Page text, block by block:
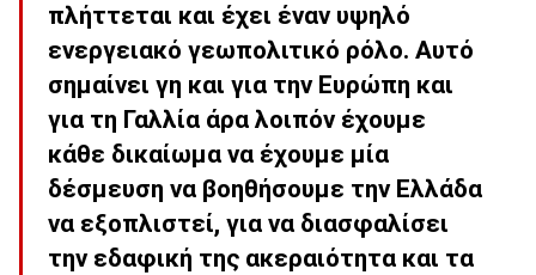
πλήττεται και έχει έναν υψηλό
ενεργειακό γεωπολιτικό ρόλο. Αυτό
σημαίνει γη και για την Ευρώπη και
για τη Γαλλία άρα λοιπόν έχουμε
κάθε δικαίωμα να έχουμε μία
δέσμευση να βοηθήσουμε την Ελλάδα
να εξοπλιστεί, για να διασφαλίσει
την εδαφική της ακεραιότητα και τα